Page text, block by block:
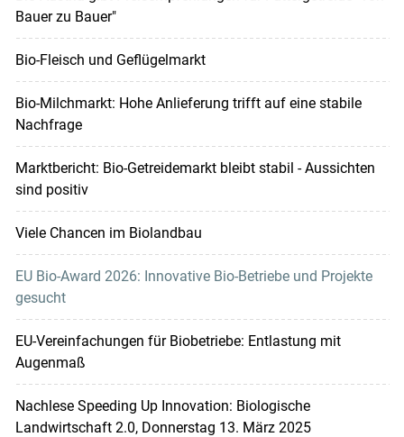
Bauer zu Bauer"
Bio-Fleisch und Geflügelmarkt
Bio-Milchmarkt: Hohe Anlieferung trifft auf eine stabile
Nachfrage
Marktbericht: Bio-Getreidemarkt bleibt stabil - Aussichten
sind positiv
Viele Chancen im Biolandbau
EU Bio-Award 2026: Innovative Bio-Betriebe und Projekte
gesucht
EU-Verein­fachungen für Biobetriebe: Entlastung mit
Augenmaß
Nachlese Speeding Up Innovation: Biologische
Landwirtschaft 2.0, Donnerstag 13. März 2025